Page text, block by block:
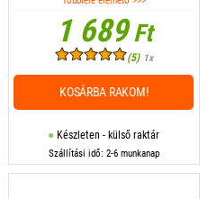
1 689Ft
(5) 1x
Készleten - külső raktár
Szállítási idő: 2-6 munkanap
KOSÁRBA RAKOM!